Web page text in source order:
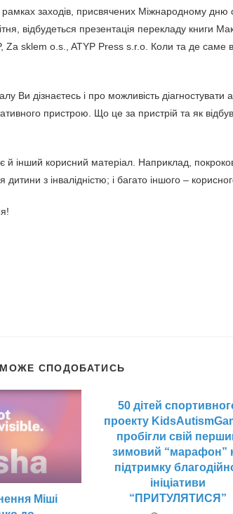
заходів, присвячених Міжнародному дню
відбудеться презентація перекладу книги
Za sklem o.s., ATYP Press s.r.o. Коли та де саме
Ви дізнаєтесь і про можливість
пристрою. Що це за пристрій та як
й інший корисний матеріал. Наприклад,
з інвалідністю; і багато іншого –
СПОДОБАТИСЬ
Міші
50 дітей
проекту
пробігли свій
зимовий “марафон”
підтримку
ініціативи
“ПРИТУЛЯТИСЯ”